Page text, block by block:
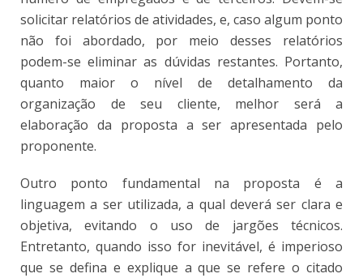
solicitar relatórios de atividades, e, caso algum ponto
não foi abordado, por meio desses relatórios
podem-se eliminar as dúvidas restantes. Portanto,
quanto maior o nível de detalhamento da
organização de seu cliente, melhor será a
elaboração da proposta a ser apresentada pelo
proponente.
Outro ponto fundamental na proposta é a
linguagem a ser utilizada, a qual deverá ser clara e
objetiva, evitando o uso de jargões técnicos.
Entretanto, quando isso for inevitável, é imperioso
que se defina e explique a que se refere o citado